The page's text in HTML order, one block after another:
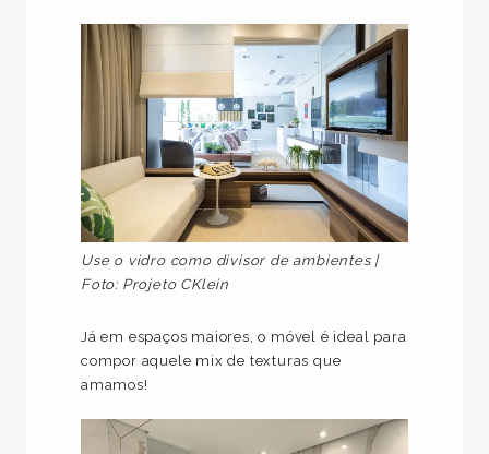
Use o vidro como divisor de ambientes |
Foto: Projeto CKlein
Já em espaços maiores, o móvel é ideal para
compor aquele mix de texturas que
amamos!